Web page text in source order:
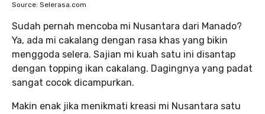
Source: Selerasa.com
Sudah pernah mencoba mi Nusantara dari Manado?
Ya, ada mi cakalang dengan rasa khas yang bikin
menggoda selera. Sajian mi kuah satu ini disantap
dengan topping ikan cakalang. Dagingnya yang padat
sangat cocok dicampurkan.
Makin enak jika menikmati kreasi mi Nusantara satu